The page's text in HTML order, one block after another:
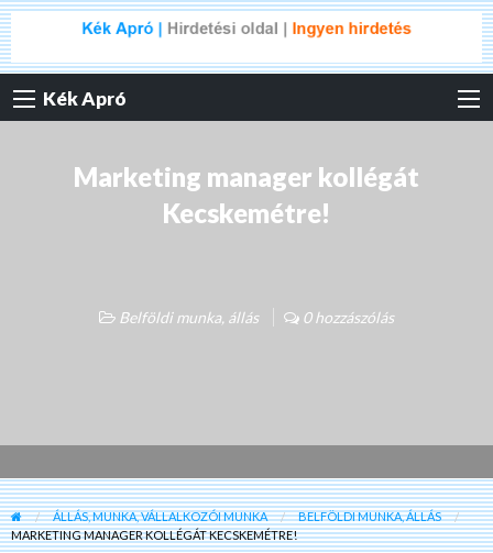
Kék Apró
Marketing manager kollégát
Kecskemétre!
Belföldi munka, állás 0 hozzászólás
ÁLLÁS, MUNKA, VÁLLALKOZÓI MUNKA
BELFÖLDI MUNKA, ÁLLÁS
MARKETING MANAGER KOLLÉGÁT KECSKEMÉTRE!